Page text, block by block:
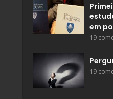
em
19
19